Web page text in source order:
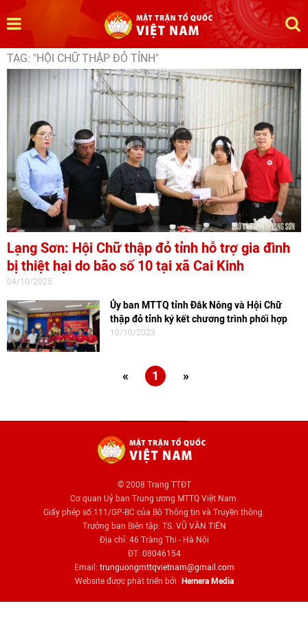
TAG: "HỘI CHỮ THẬP ĐỎ TỈNH"
Lạng Sơn: Hội Chữ thập đỏ tỉnh hỗ trợ gia đình
bị thiệt hại do bão số 10 tại xã Cai Kinh
04/10/2025
Ủy ban MTTQ tỉnh Đắk Nông và Hội Chữ
thập đỏ tỉnh ký kết chương trình phối hợp
10/10/2023
« 1 »
© 2008 Trang TTĐT
Cơ quan Uỷ ban Trung ương MTTQ Việt Nam.
Giấy phép số:111/GP-BC của Bộ Thông tin và Truyền thông.
Trưởng ban Biên tập: TS. VŨ VĂN TIẾN
Địa chỉ: 46 Tràng Thi - Hà Nội
ĐT: 08046154
Email: trunguongmttqvietnam@gmail.com
Website được phát triển bởi
Hemera Media